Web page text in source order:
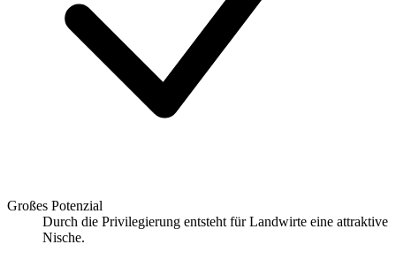
Großes Potenzial
Durch die Privilegierung entsteht für Landwirte eine attraktive
Nische.